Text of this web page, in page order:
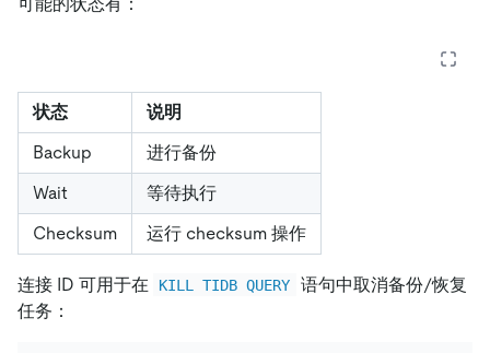
状态
说明
Backup
进行备份
Wait
等待执行
Checksum
运行 checksum 操作
连接 ID 可用于在 KILL TIDB QUERY
语句中取消备份/恢复
任务：